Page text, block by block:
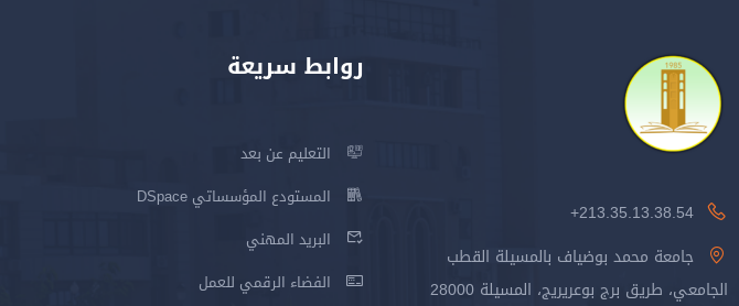
213.35.13.38.54+
جامعة محمد بوضياف بالمسيلة القطب
الجامعي، طريق برج بوعريريج، المسيلة 28000
روابط سريعة
التعليم عن بعد
المستودع المؤسساتي DSpace
البريد المهني
الفضاء الرقمي للعمل